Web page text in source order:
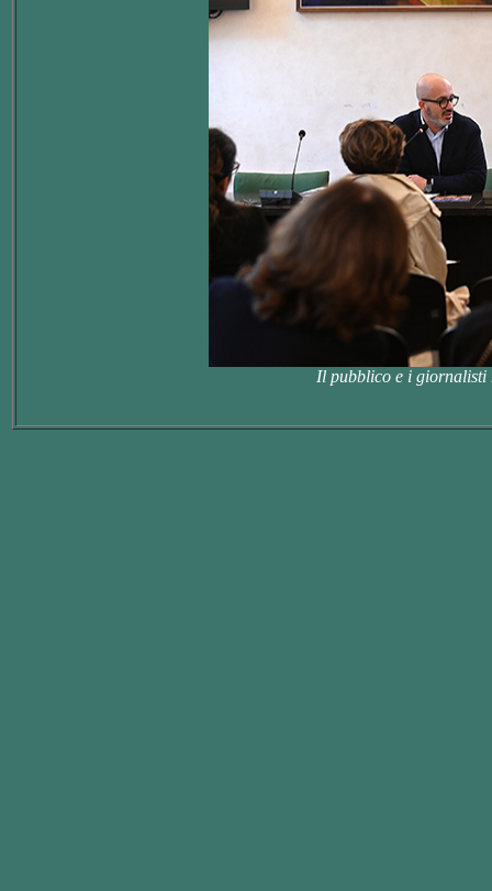
Il pubblico e i giornalisti